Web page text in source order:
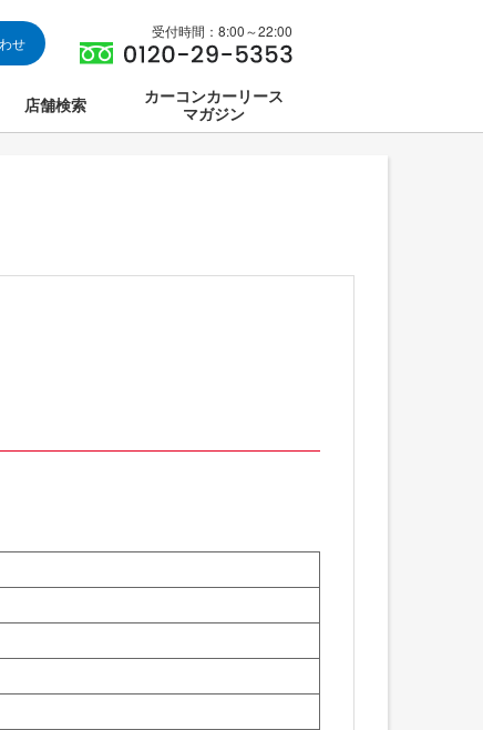
せ
受付時間：8:00～22:00
店舗検索
カーコンカーリース
マガジン